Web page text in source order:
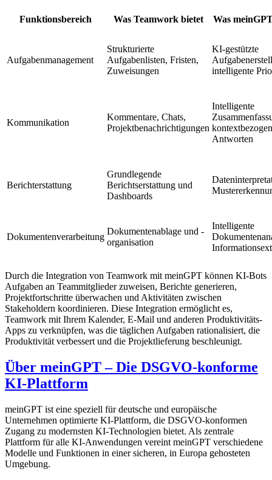
Funktionsbereich Was Teamwork bietet Was
Aufgabenmanagement
Strukturierte
Aufgabenlisten, Fristen,
Zuweisungen
KI-gestützte
intelligente
Kommunikation
Kommentare, Chats,
Projektbenachrichtigungen
Intelligente
Antworten
Berichterstattung
Grundlegende
Berichtserstattung und
Dashboards
Dokumentenverarbeitung
Dokumentenablage und -
organisation
Intelligente
Durch die Integration von Teamwork mit meinGPT können KI-Bots
Aufgaben an Teammitglieder zuweisen, Berichte generieren,
Projektfortschritte überwachen und Aktivitäten zwischen
Stakeholdern koordinieren. Diese Integration ermöglicht es,
Teamwork mit Ihrem Kalender, E-Mail und anderen Produktivitäts-
Apps zu verknüpfen, was die täglichen Aufgaben rationalisiert, die
Produktivität verbessert und die Projektlieferung beschleunigt.
Über meinGPT – Die DSGVO-konforme
KI-Plattform
meinGPT ist eine speziell für deutsche und europäische
Unternehmen optimierte KI-Plattform, die DSGVO-konformen
Zugang zu modernsten KI-Technologien bietet. Als zentrale
Plattform für alle KI-Anwendungen vereint meinGPT verschiedene
Modelle und Funktionen in einer sicheren, in Europa gehosteten
Umgebung.